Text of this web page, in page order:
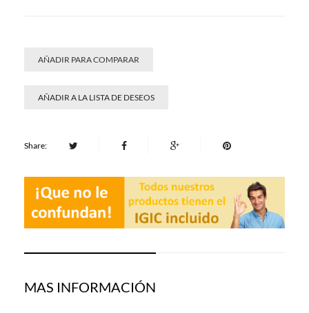
AÑADIR PARA COMPARAR
AÑADIR A LA LISTA DE DESEOS
Share:
MAS INFORMACIÓN